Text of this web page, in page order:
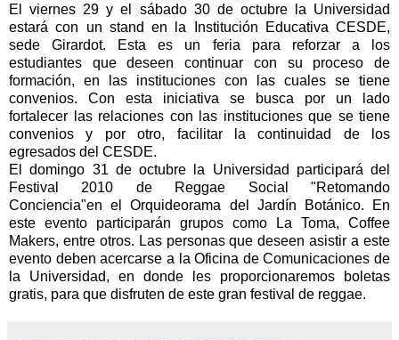
El viernes 29 y el sábado 30 de octubre la Universidad
estará con un stand en la Institución Educativa CESDE,
sede Girardot. Esta es un feria para reforzar a los
estudiantes que deseen continuar con su proceso de
formación, en las instituciones con las cuales se tiene
convenios. Con esta iniciativa se busca por un lado
fortalecer las relaciones con las instituciones que se tiene
convenios y por otro, facilitar la continuidad de los
egresados del CESDE.
El domingo 31 de octubre la Universidad participará del
Festival 2010 de Reggae Social "Retomando
Conciencia"en el Orquideorama del Jardín Botánico. En
este evento participarán grupos como La Toma, Coffee
Makers, entre otros. Las personas que deseen asistir a este
evento deben acercarse a la Oficina de Comunicaciones de
la Universidad, en donde les proporcionaremos boletas
gratis, para que disfruten de este gran festival de reggae.